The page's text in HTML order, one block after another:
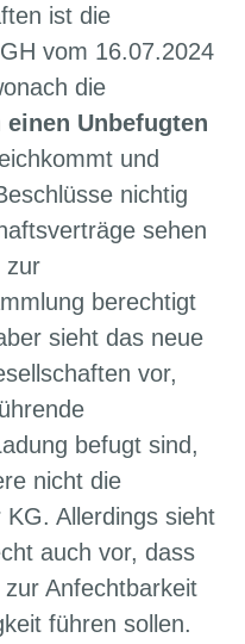
ist die
vom 16.07.2024
die
Unbefugten
und
nichtig
sehen
zur
berechtigt
sieht das neue
vor,
befugt sind,
nicht die
Allerdings sieht
auch vor, dass
Anfechtbarkeit
führen sollen.